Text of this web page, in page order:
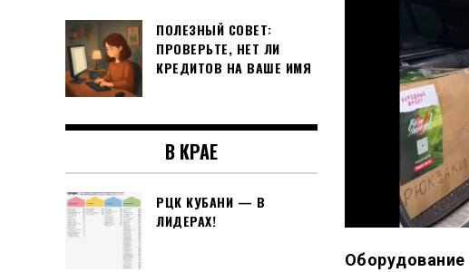
ПОЛЕЗНЫЙ СОВЕТ:
ПРОВЕРЬТЕ, НЕТ ЛИ
КРЕДИТОВ НА ВАШЕ ИМЯ
В КРАЕ
РЦК КУБАНИ — В
ЛИДЕРАХ!